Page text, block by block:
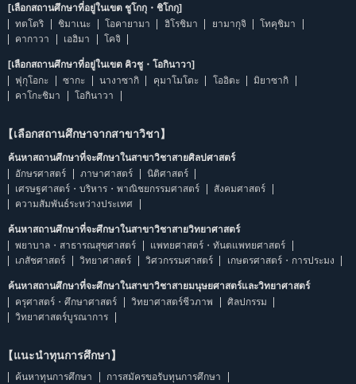
[เลือกสถานศึกษาที่อยู่ในเขต ชูโกกุ・ชิโกกุ]
ทตโตริ
ชิมาเนะ โอคายามา ฮิโรชิมา ยามากุจิ
โทคุชิมา
คากาวา
เอฮิมา โคจิ
[เลือกสถานศึกษาที่อยู่ในเขต คิวชู・โอกินาวา]
ฟุกุโอกะ
ซากะ นางาซากิ คุมาโมโตะ โออิตะ
มิยาซากิ
คาโกะชิมา
โอกินาวา
【เลือกสถานศึกษาจากสาขาวิชา】
ค้นหาสถานศึกษาที่จะศึกษาในสาขาวิชาสายศิลปศาสตร์
อักษรศาสตร์
ภาษาศาสตร์
นิติศาสตร์
เศรษฐศาสตร์・บริหาร・พาณิชยกรรมศาสตร์
สังคมศาสตร์
ความสัมพันธ์ระหว่างประเทศ
ค้นหาสถานศึกษาที่จะศึกษาในสาขาวิชาสายวิทยาศาสตร์
พยาบาล・สาธารณสุขศาสตร์
แพทยศาสตร์・ทันตแพทยศาสตร์
เภสัชศาสตร์
วิทยาศาสตร์ วิศวกรรมศาสตร์ เกษตรศาสตร์・การประมง
ค้นหาสถานศึกษาที่จะศึกษาในสาขาวิชาสายมนุษยศาสตร์และวิทยาศาสตร์
ครุศาสตร์・ศึกษาศาสตร์
วิทยาศาสตร์ชีวภาพ
ศิลปกรรม
วิทยาศาสตร์บูรณาการ
【แนะนำทุนการศึกษา】
ค้นหาทุนการศึกษา
การสมัครขอรับทุนการศึกษา